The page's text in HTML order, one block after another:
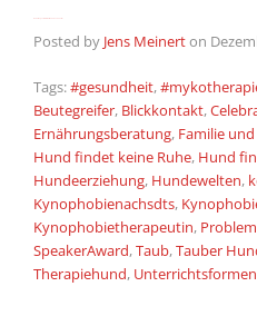
Posted by Jens Meinerton
Tags:#gesundheit,
Beutegreifer, Blickkontakt,
Ernährungsberatung, Familie
Hund findet keine Ruhe, Hund
Hundeerziehung, Hundewelten,
Kynophobienachsdts,
Kynophobietherapeutin,
SpeakerAward,Taub,Tauber
Therapiehund, Unterrichtsformen